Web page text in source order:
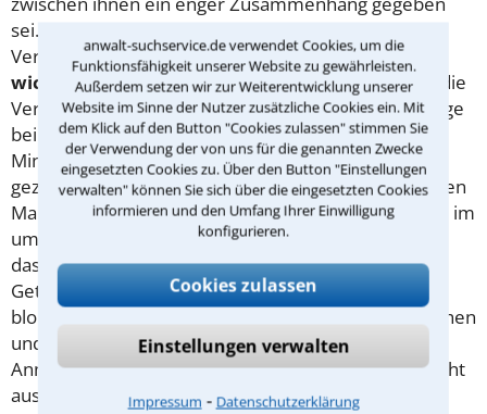
anwalt-suchservice.de verwendet Cookies, um die
Funktionsfähigkeit unserer Website zu gewährleisten.
Außerdem setzen wir zur Weiterentwicklung unserer
Website im Sinne der Nutzer zusätzliche Cookies ein. Mit
dem Klick auf den Button "Cookies zulassen" stimmen Sie
der Verwendung der von uns für die genannten Zwecke
eingesetzten Cookies zu. Über den Button "Einstellungen
verwalten" können Sie sich über die eingesetzten Cookies
informieren und den Umfang Ihrer Einwilligung
konfigurieren.
Cookies zulassen
Einstellungen verwalten
Impressum ⁃ Datenschutzerklärung
sei. Dieser bestehe darin, dass die eine Ware für die
Verwendung der anderenunentbehrlichoder so
wichtigsei, so dass Verbraucher denken könnten, die
Verantwortung für die Herstellung dieser Waren liege
bei
demselben Unternehmen. Bei dem Kauf von
Mineralwasser sei der Verbraucher nicht dazu
gezwungen, die in Rede stehenden Waren der älteren
Marke aus Klasse 33 zu erwerben. Das Gleiche gelte im
umgekehrten Fall. Dem stehe auch nicht entgegen,
dass Mineralwasser sehr häufig mi alkoholischen
Getränken der Klasse 33 gemischt werde. Denn die
bloße
der Vermischung von alkoholischen
und nicht-alkoholischen Getränken reiche für die
Annahme eines Ergänzungsverhältnisses gerade nicht
aus.